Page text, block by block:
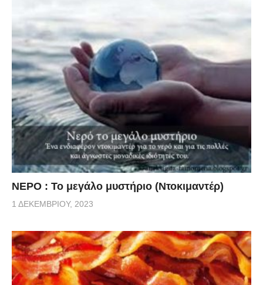
ΝΕΡΟ : Το μεγάλο μυστήριο (Ντοκιμαντέρ)
1 ΔΕΚΕΜΒΡΊΟΥ, 2023